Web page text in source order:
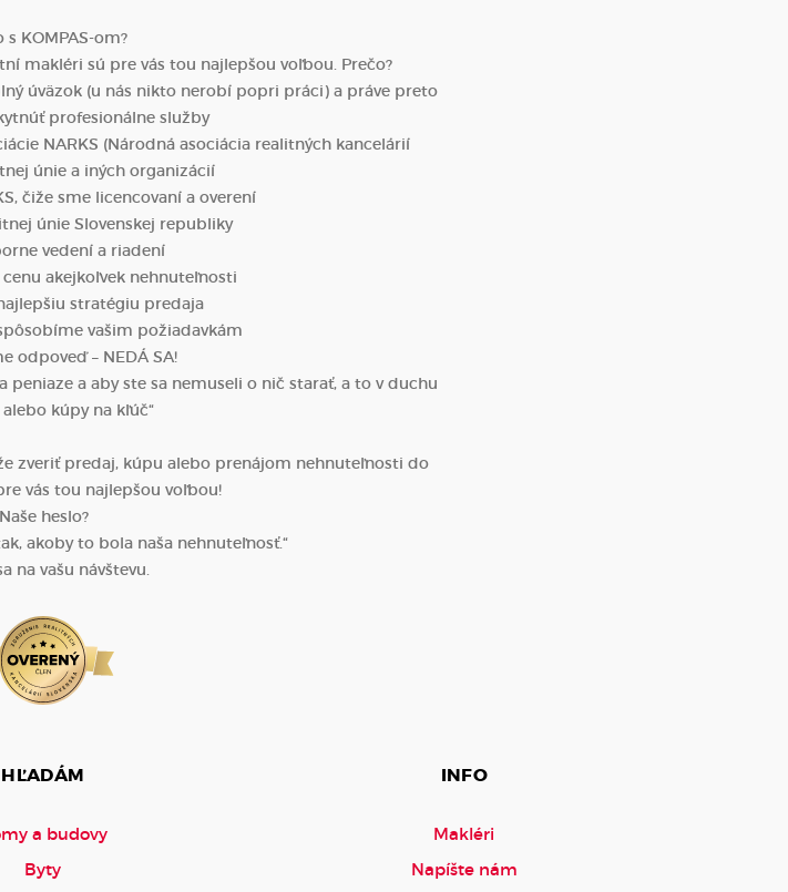
s KOMPAS-om?
makléri sú pre vás tou najlepšou voľbou. Prečo?
úväzok (u nás nikto nerobí popri práci) a práve preto
profesionálne služby
NARKS (Národná asociácia realitných kancelárií
únie a iných organizácií
čiže sme licencovaní a overení
únie Slovenskej republiky
vedení a riadení
akejkoľvek nehnuteľnosti
stratégiu predaja
vašim požiadavkám
odpoveď – NEDÁ SA!
a aby ste sa nemuseli o nič starať, a to v duchu
alebo kúpy na kľúč“
zveriť predaj, kúpu alebo prenájom nehnuteľnosti do
vás tou najlepšou voľbou!
Naše heslo?
akoby to bola naša nehnuteľnosť.“
na vašu návštevu.
HĽADÁM
a budovy
Byty
INFO
Makléri
Napíšte nám